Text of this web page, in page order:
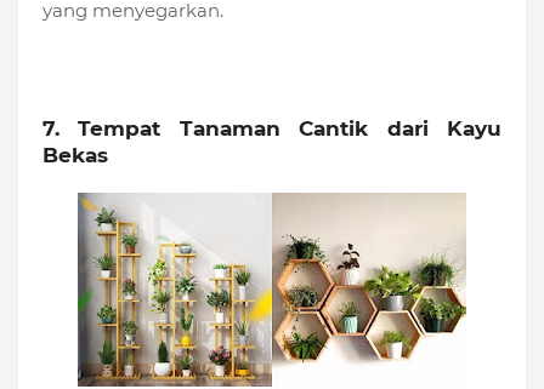
yang menyegarkan.
7. Tempat Tanaman Cantik dari Kayu
Bekas